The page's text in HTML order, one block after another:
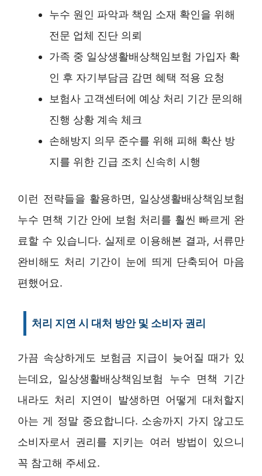
누수 원인 파악과 책임 소재 확인을 위해
전문 업체 진단 의뢰
가족 중 일상생활배상책임보험 가입자 확
인 후 자기부담금 감면 혜택 적용 요청
보험사 고객센터에 예상 처리 기간 문의해
진행 상황 계속 체크
손해방지 의무 준수를 위해 피해 확산 방
지를 위한 긴급 조치 신속히 시행
이런 전략들을 활용하면, 일상생활배상책임보험
누수 면책 기간 안에 보험 처리를 훨씬 빠르게 완
료할 수 있습니다. 실제로 이용해본 결과, 서류만
완비해도 처리 기간이 눈에 띄게 단축되어 마음
편했어요.
처리 지연 시 대처 방안 및 소비자 권리
가끔 속상하게도 보험금 지급이 늦어질 때가 있
는데요, 일상생활배상책임보험 누수 면책 기간
내라도 처리 지연이 발생하면 어떻게 대처할지
아는 게 정말 중요합니다. 소송까지 가지 않고도
소비자로서 권리를 지키는 여러 방법이 있으니
꼭 참고해 주세요.